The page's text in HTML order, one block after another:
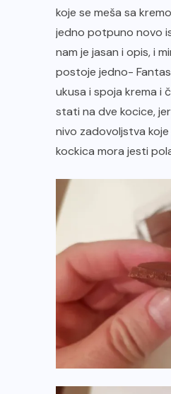
koje se meša sa
jedno potpuno novo
nam je jasan i opis, i
postoje jedno-
ukusa i spoja krema i
stati na dve kocice,
nivo zadovoljstva
kockica mora jesti